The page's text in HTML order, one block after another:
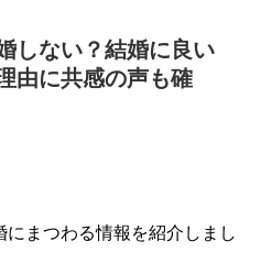
しない？結婚に良い
由に共感の声も確
まつわる情報を紹介しまし